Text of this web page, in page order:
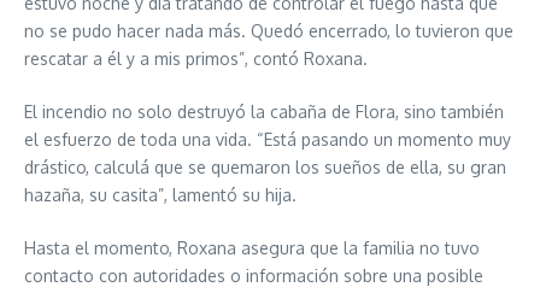
no se pudo hacer nada más. Quedó encerrado, lo tuvieron que
rescatar a él y a mis primos”, contó Roxana.
El incendio no solo destruyó la cabaña de Flora, sino también
el esfuerzo de toda una vida. “Está pasando un momento muy
drástico, calculá que se quemaron los sueños de ella, su gran
hazaña, su casita”, lamentó su hija.
Hasta el momento, Roxana asegura que la familia no tuvo
contacto con autoridades o información sobre una posible